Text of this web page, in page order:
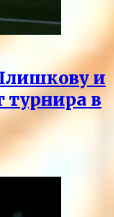
и
турнира в